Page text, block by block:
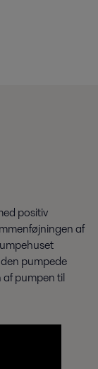
positiv
af
pumpede
pumpen til